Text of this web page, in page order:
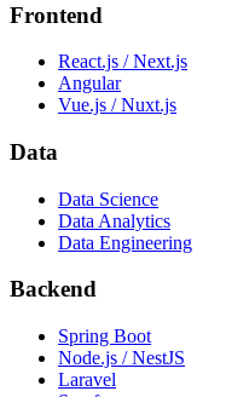
Frontend
React.js / Next.js
Angular
Vue.js / Nuxt.js
Data
Data Science
Data Analytics
Data Engineering
Backend
Spring Boot
Node.js / NestJS
Laravel